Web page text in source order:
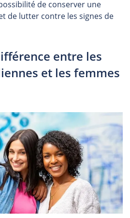
de conserver une
de lutter contre les signes de
entre les
et les femmes